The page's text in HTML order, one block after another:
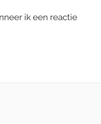
ik een reactie